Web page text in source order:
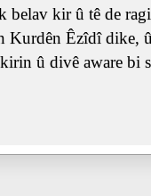
belav kir û tê de
Kurdên Êzîdî dike,
û divê aware bi